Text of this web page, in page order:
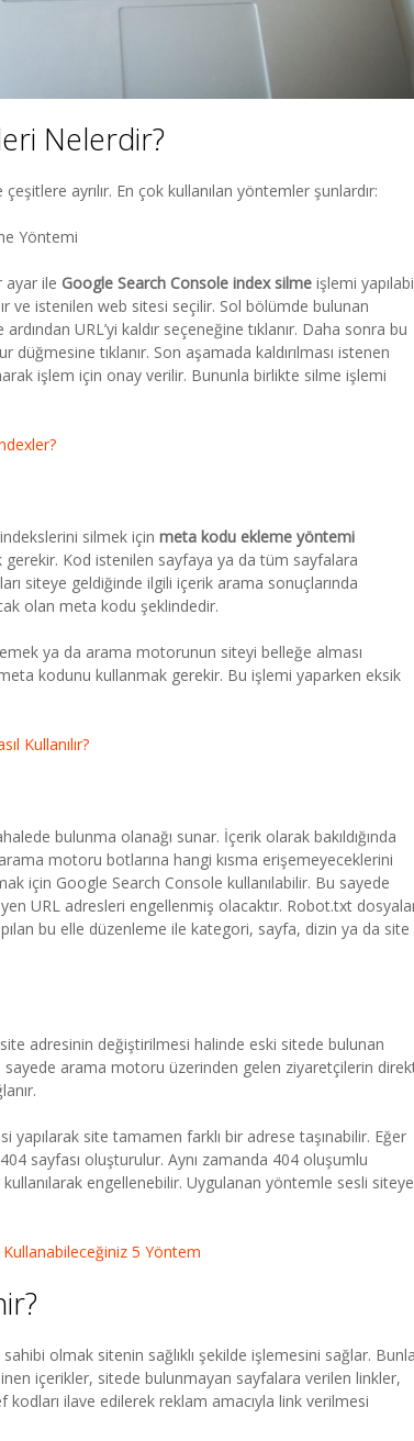
Nelerdir?
ayrılır. En çok kullanılan yöntemler şunlardır:
Yöntemi
ayar ile Google Search Console index silme işlemi
ve istenilen web sitesi seçilir. Sol bölümde bulunan
URL’yi kaldır seçeneğine tıklanır. Daha sonra bu
tıklanır. Son aşamada kaldırılması istenen
işlem için onay verilir. Bununla birlikte silme işlemi
silmek için meta kodu ekleme yöntemi
gerekir. Kod istenilen sayfaya ya da tüm sayfalara
siteye geldiğinde ilgili içerik arama sonuçlarında
olan meta kodu şeklindedir.
ya da arama motorunun siteyi belleğe alması
kodunu kullanmak gerekir. Bu işlemi yaparken eksik
Kullanılır?
bulunma olanağı sunar. İçerik olarak bakıldığında
motoru botlarına hangi kısma erişemeyeceklerini
için Google Search Console kullanılabilir. Bu sayede
URL adresleri engellenmiş olacaktır. Robot.txt
bu elle düzenleme ile kategori, sayfa, dizin ya da site
adresinin değiştirilmesi halinde eski sitede bulunan
arama motoru üzerinden gelen ziyaretçilerin
site tamamen farklı bir adrese taşınabilir. Eğer
sayfası oluşturulur. Aynı zamanda 404 oluşumlu
engellenebilir. Uygulanan yöntemle sesli siteye
Kullanabileceğiniz 5 Yöntem
olmak sitenin sağlıklı şekilde işlemesini sağlar.
içerikler, sitede bulunmayan sayfalara verilen linkler,
kodları ilave edilerek reklam amacıyla link verilmesi